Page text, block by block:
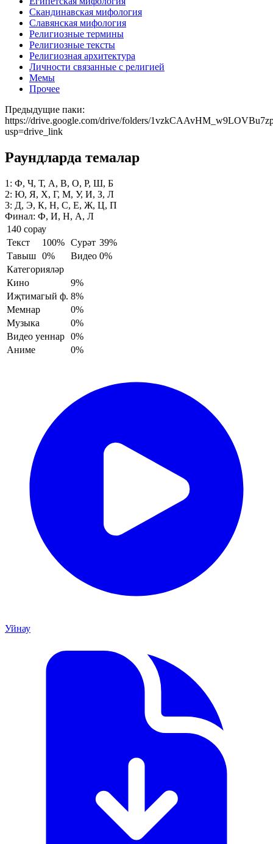
Скандинавская мифология
Славянская мифология
Религиозные термины
Религиозные тексты
Религиозная архитектура
Личности связанные с религией
Мемы
Прочее
Предыдущие паки:
https://drive.google.com/drive/folders/
usp=drive_link
Раундларда темалар
1: Ф, Ч, Т, А, В, О, Р, Ш, Б
2: Ю, Я, Х, Г, М, У, И, З, Л
3: Д, Э, К, Н, С, Е, Ж, Ц, П
Финал: Ф, И, Н, А, Л
140 сорау
Текст
100% Сурәт 39%
Тавыш 0% Видео 0%
Категорияләр
Кино
9%
Иҗтимагый ф. 8%
Мемнар
0%
Музыка
0%
Видео уеннар 0%
Аниме
0%
Уйнау